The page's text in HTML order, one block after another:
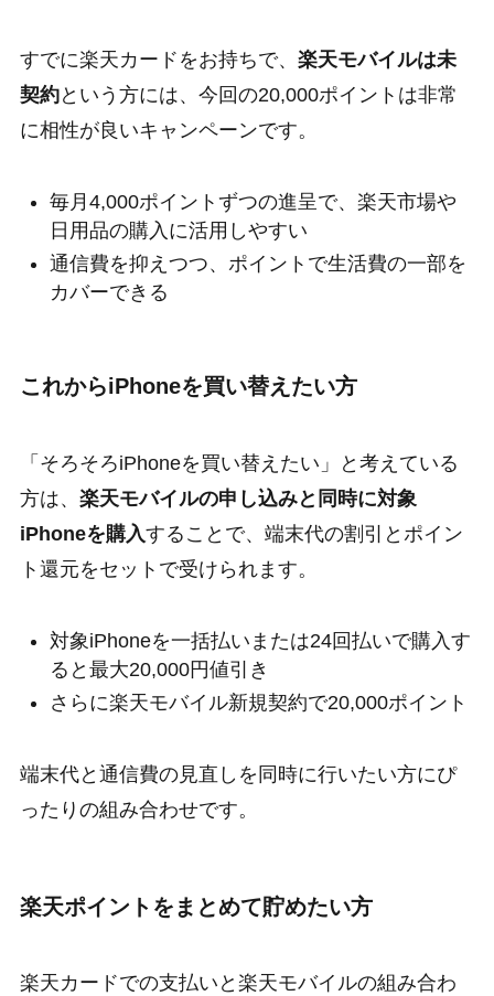
すでに楽天カードをお持ちで、 楽天モバイルは未
契約という方には、今回の20,000ポイントは非常
に相性が良いキャンペーンです。
毎月4,000ポイントずつの進呈で、楽天市場や
日用品の購入に活用しやすい
通信費を抑えつつ、ポイントで生活費の一部を
カバーできる
これからiPhoneを買い替えたい方
「そろそろiPhoneを買い替えたい」と考えている
方は、 楽天モバイルの申し込みと同時に対象
iPhoneを購入することで、端末代の割引とポイン
ト還元をセットで受けられます。
対象iPhoneを一括払いまたは24回払いで購入す
ると最大20,000円値引き
さらに楽天モバイル新規契約で20,000ポイント
端末代と通信費の見直しを同時に行いたい方にぴ
ったりの組み合わせです。
楽天ポイントをまとめて貯めたい方
楽天カードでの支払いと楽天モバイルの組み合わ